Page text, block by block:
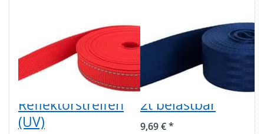
Gurtband -
20mm breit -
1,4mm stark -
Reflektorstreifen
(UV)
marineblau aus
Polyamid,
48mm breit, bis
2t belastbar
9,69 € *